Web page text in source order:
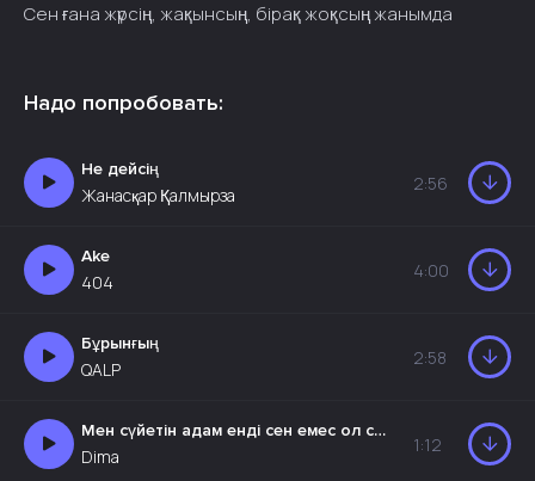
Сен ғана жүрсің, жақынсың, бірақ жоқсың жанымда
Надо попробовать:
Не дейсің
Жанасқар Қалмырза
2:56
Ake
404
4:00
Бұрынғың
QALP
2:58
Мен сүйетін адам енді сен емес ол сен емес
Dima
1:12